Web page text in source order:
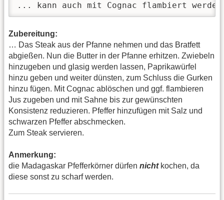
... kann auch mit Cognac flambiert
Zubereitung:
… Das Steak aus der Pfanne nehmen und das Bratfett
abgießen. Nun die Butter in der Pfanne erhitzen. Zwiebeln
hinzugeben und glasig werden lassen, Paprikawürfel
hinzu geben und weiter dünsten, zum Schluss die Gurken
hinzu fügen. Mit Cognac ablöschen und ggf. flambieren
Jus zugeben und mit Sahne bis zur gewünschten
Konsistenz reduzieren. Pfeffer hinzufügen mit Salz und
schwarzen Pfeffer abschmecken.
Zum Steak servieren.
Anmerkung:
die Madagaskar Pfefferkörner dürfen nichtkochen, da
diese sonst zu scharf werden.